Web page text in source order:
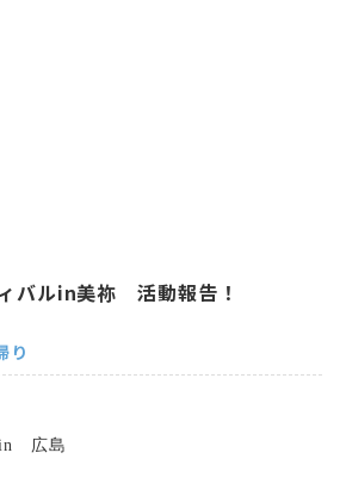
バルin美祢 活動報告！
り